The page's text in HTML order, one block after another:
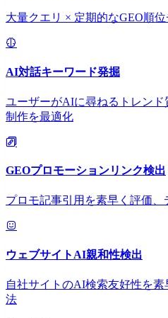
大量クエリ × 定期的なGEO順
AI対話キーワード発掘
ユーザーがAIに尋ねるトレン
制作を最適化
GEOプロモーションリンク検出
プロモ記事引用を素早く評価
ウェブサイトAI親和性検出
自社サイトのAI検索友好性を
法